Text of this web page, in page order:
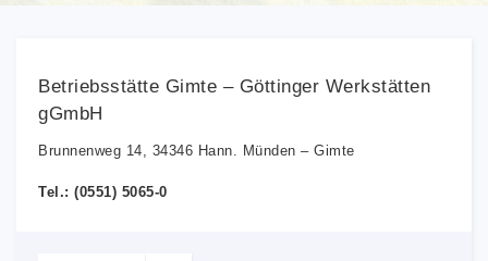
Betriebsstätte Gimte – Göttinger Werkstätten
gGmbH
Brunnenweg 14, 34346 Hann. Münden – Gimte
Tel.: (0551) 5065-0